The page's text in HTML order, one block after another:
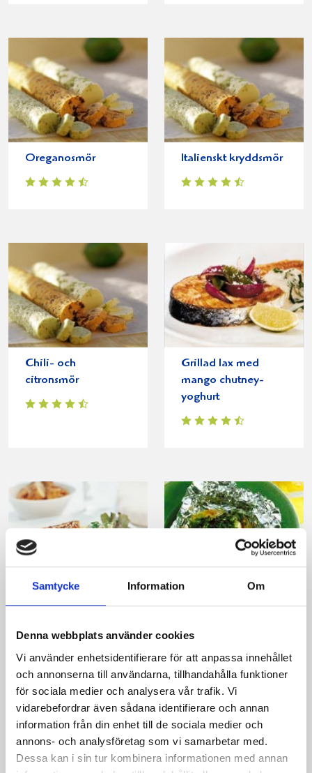
Samtycke Information Om
Denna webbplats använder cookies
Vi använder enhetsidentifierare för att anpassa innehållet
och annonserna till användarna, tillhandahålla funktioner
för sociala medier och analysera vår trafik. Vi
vidarebefordrar även sådana identifierare och annan
information från din enhet till de sociala medier och
annons- och analysföretag som vi samarbetar med.
Dessa kan i sin tur kombinera informationen med annan
Oreganosmör Italienskt kryddsmör
Chili- och
citronsmör
Grillad lax med
mango chutney-
yoghurt
Sommarpasta med
Produkter i receptet: